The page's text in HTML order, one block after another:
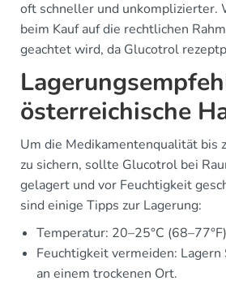
oft schneller und unkomplizierter.
beim Kauf auf die rechtlichen
geachtet wird, da Glucotrol
österreichische
Um die Medikamentenqualität bis
zu sichern, sollte Glucotrol bei
gelagert und vor Feuchtigkeit
sind einige Tipps zur Lagerung:
Temperatur: 20–25°C (68–77°F)
Feuchtigkeit vermeiden:
an einem trockenen Ort.